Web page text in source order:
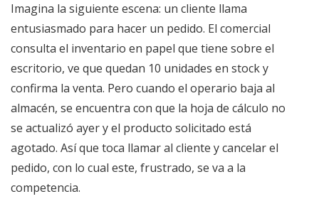
Imagina la siguiente escena: un cliente llama
entusiasmado para hacer un pedido. El comercial
consulta el inventario en papel que tiene sobre el
escritorio, ve que quedan 10 unidades en stock y
confirma la venta. Pero cuando el operario baja al
almacén, se encuentra con que la hoja de cálculo no
se actualizó ayer y el producto solicitado está
agotado. Así que toca llamar al cliente y cancelar el
pedido, con lo cual este, frustrado, se va a la
competencia.